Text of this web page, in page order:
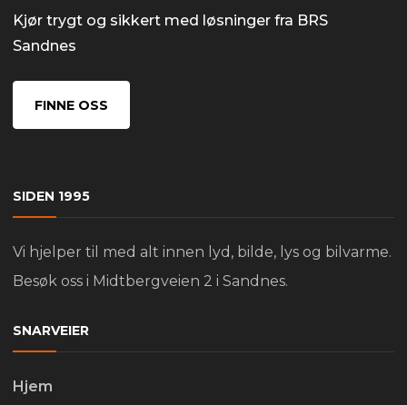
Kjør trygt og sikkert med løsninger fra BRS
Sandnes
FINNE OSS
SIDEN 1995
Vi hjelper til med alt innen lyd, bilde, lys og bilvarme.
Besøk oss i Midtbergveien 2 i Sandnes.
SNARVEIER
Hjem